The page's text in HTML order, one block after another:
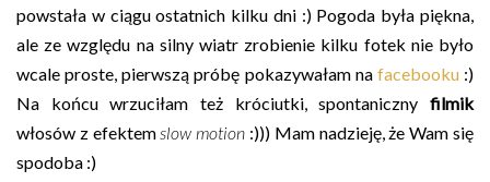
powstała w ciągu ostatnich kilku dni :) Pogoda była piękna,
ale ze względu na silny wiatr zrobienie kilku fotek nie było
wcale proste, pierwszą próbę pokazywałam na facebooku:)
Na końcu wrzuciłam też króciutki, spontaniczny filmik
włosów z efektem slow motion :))) Mam nadzieję, że Wam się
spodoba :)